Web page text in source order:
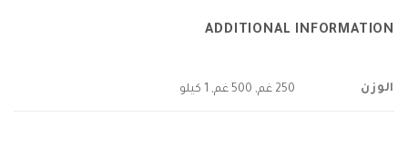
ADDITIONAL INFORMATION
الوزن 250 غم, 500 غم, 1 كيلو